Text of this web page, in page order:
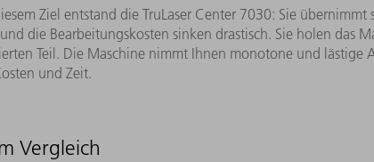
Ziel entstand die TruLaser Center 7030: Sie übernimmt
die Bearbeitungskosten sinken drastisch. Sie holen das
Teil. Die Maschine nimmt Ihnen monotone und lästige
und Zeit.
Vergleich